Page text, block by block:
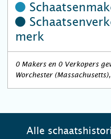
merk
0 Makers en 0 Verkopers
Worchester
Alle